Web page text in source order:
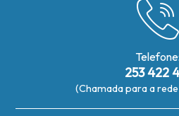
Telefone:
253 422
(Chamada para a